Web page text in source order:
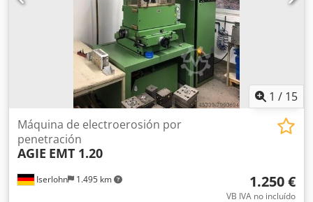
1 / 15
Iserlohn 1.495 km
Máquina de electroerosión por
penetración
AGIE EMT 1.20
1.250 €
VB IVA no incluído